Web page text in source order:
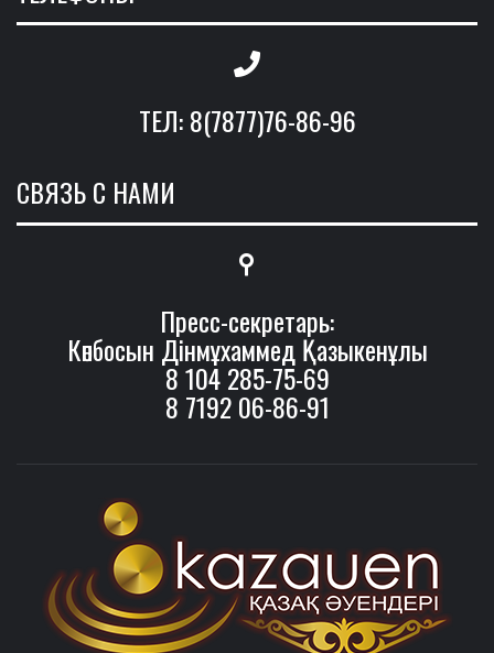
ТЕЛ: 8(7877)76-86-96
СВЯЗЬ С НАМИ
Пресс-секретарь:
Көпбосын Дінмұхаммед Қазыкенұлы
8 104 285-75-69
8 7192 06-86-91